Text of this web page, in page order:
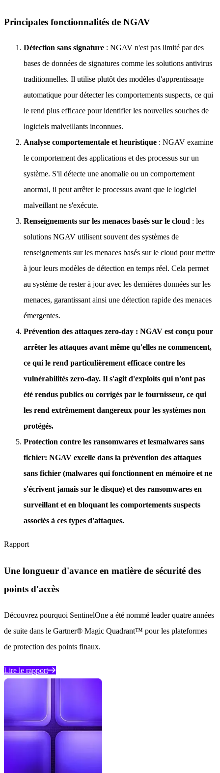
Principales fonctionnalités de NGAV
Détection sans signature : NGAV n'est pas limité par des
bases de données de signatures comme les solutions antivirus
traditionnelles. Il utilise plutôt des modèles d'apprentissage
automatique pour détecter les comportements suspects, ce qui
le rend plus efficace pour identifier les nouvelles souches de
logiciels malveillants inconnues.
Analyse comportementale et heuristique : NGAV examine
le comportement des applications et des processus sur un
système. S'il détecte une anomalie ou un comportement
anormal, il peut arrêter le processus avant que le logiciel
malveillant ne s'exécute.
Renseignements sur les menaces basés sur le cloud : les
solutions NGAV utilisent souvent des systèmes de
renseignements sur les menaces basés sur le cloud pour mettre
à jour leurs modèles de détection en temps réel. Cela permet
au système de rester à jour avec les dernières données sur les
menaces, garantissant ainsi une détection rapide des menaces
émergentes.
Prévention des attaques zero-day : NGAV est conçu pour
arrêter les attaques avant même qu'elles ne commencent,
ce qui le rend particulièrement efficace contre les
vulnérabilités zero-day. Il s'agit d'exploits qui n'ont pas
été rendus publics ou corrigés par le fournisseur, ce qui
les rend extrêmement dangereux pour les systèmes non
protégés.
Protection contre les ransomwares et lesmalwares sans
fichier: NGAV excelle dans la prévention des attaques
sans fichier (malwares qui fonctionnent en mémoire et ne
s'écrivent jamais sur le disque) et des ransomwares en
surveillant et en bloquant les comportements suspects
associés à ces types d'attaques.
Rapport
Une longueur d'avance en matière de sécurité des
points d'accès
Découvrez pourquoi SentinelOne a été nommé leader quatre années
de suite dans le Gartner® Magic Quadrant™ pour les plateformes
de protection des points finaux.
Lire le rapport